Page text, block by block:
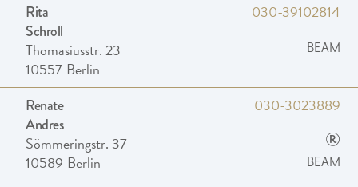
Rita
Schroll
Thomasiusstr. 23
10557 Berlin
030-39102814
BEAM
Renate
Andres
Sömmeringstr. 37
10589 Berlin
030-3023889
®
BEAM